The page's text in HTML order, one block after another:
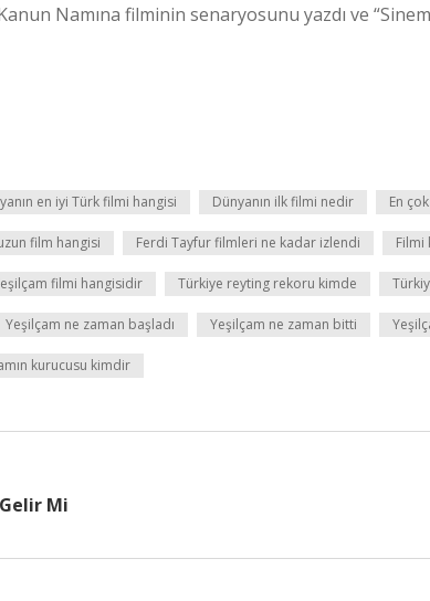
Namına filminin senaryosunu yazdı ve
en iyi Türk filmi hangisi Dünyanın ilk filmi nedir En
film hangisi Ferdi Tayfur filmleri ne kadar izlendi Filmi
filmi hangisidir Türkiye reyting rekoru kimde
Yeşilçam ne zaman başladı Yeşilçam ne zaman bitti
kurucusu kimdir
Mi